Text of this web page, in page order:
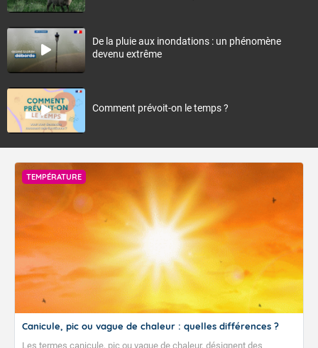
De la pluie aux inondations : un phénomène
devenu extrême
Comment prévoit-on le temps ?
TEMPÉRATURE
Canicule, pic ou vague de chaleur : quelles différences ?
Les termes canicule, pic ou vague de chaleur, désignent des